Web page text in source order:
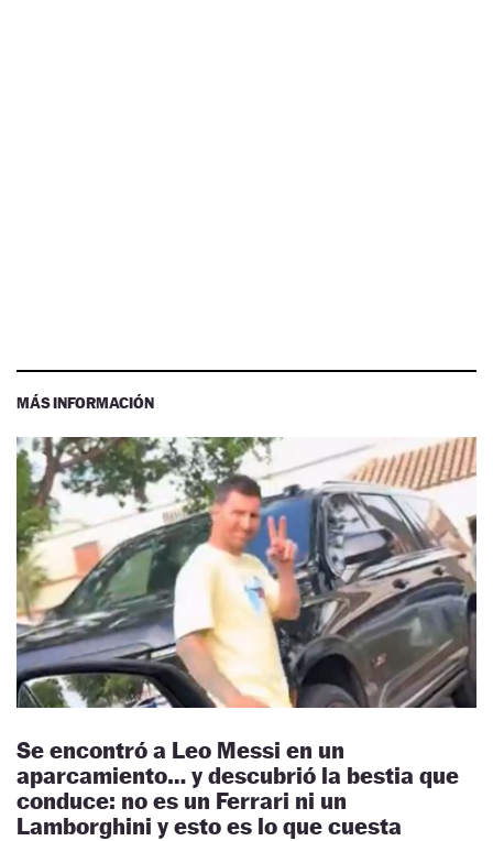
MÁS INFORMACIÓN
Se encontró a Leo Messi en un
aparcamiento… y descubrió la bestia que
conduce: no es un Ferrari ni un
Lamborghini y esto es lo que cuesta